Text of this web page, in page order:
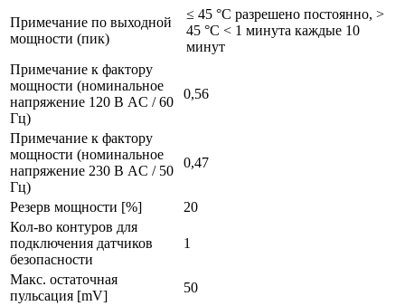
Примечание по выходной
мощности (пик)
≤ 45 °C разрешено постоянно, >
45 °C < 1 минута каждые 10
минут
Примечание к фактору
мощности (номинальное
напряжение 120 В AC / 60
Гц)
0,56
Примечание к фактору
мощности (номинальное
напряжение 230 В AC / 50
Гц)
0,47
Резерв мощности [%]
20
Кол-во контуров для
подключения датчиков
безопасности
1
Макс. остаточная
пульсация [mV]
50